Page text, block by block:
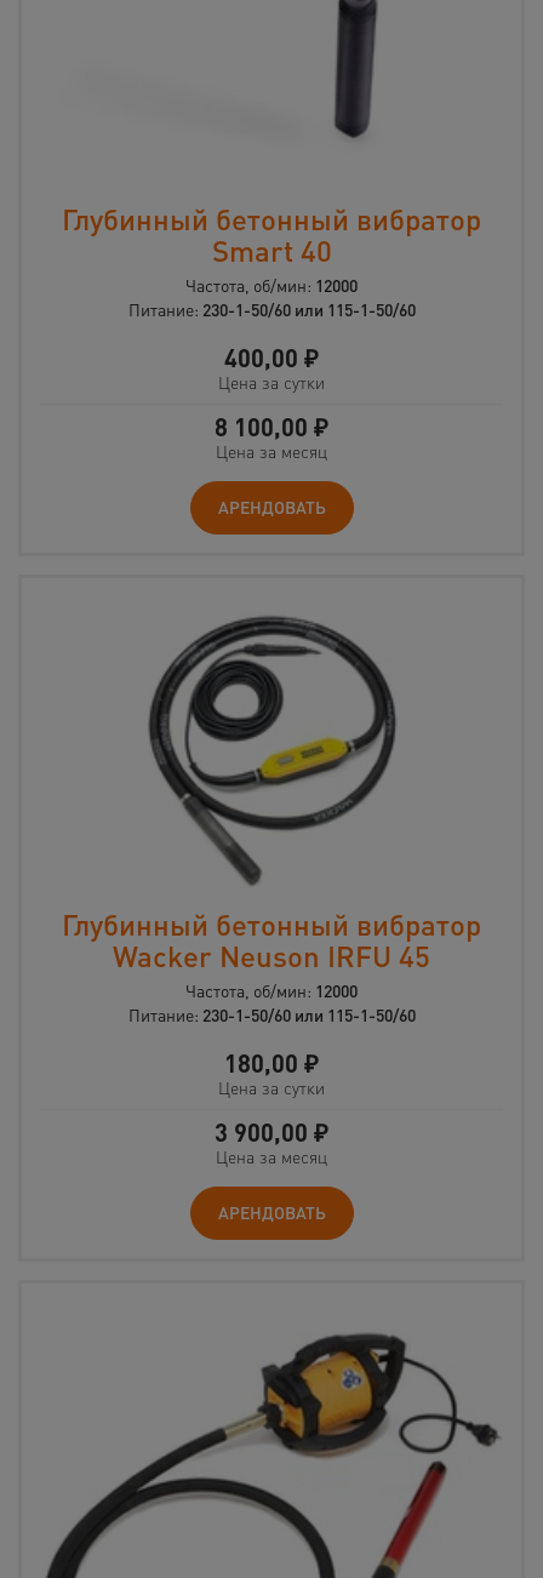
Глубинный бетонный вибратор
Smart 40
Частота, об/мин: 12000
Питание: 230-1-50/60 или 115-1-50/60
400,00 ₽
Цена за сутки
8 100,00 ₽
Цена за месяц
АРЕНДОВАТЬ
Глубинный бетонный вибратор
Wacker Neuson IRFU 45
Частота, об/мин: 12000
Питание: 230-1-50/60 или 115-1-50/60
180,00 ₽
Цена за сутки
3 900,00 ₽
Цена за месяц
АРЕНДОВАТЬ